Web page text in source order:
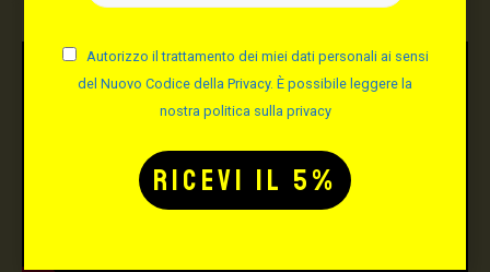
Autorizzo il trattamento dei miei dati personali ai sensi
del Nuovo Codice della Privacy. È possibile leggere la
nostra politica sulla privacy